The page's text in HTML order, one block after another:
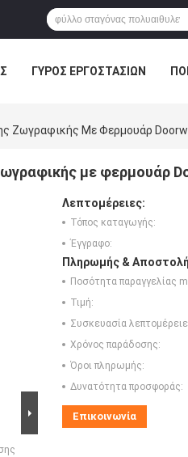
ΓΎΡΟΣ ΕΡΓΟΣΤΑΣΊΩΝ
Ζωγραφικής Με Φερμουάρ
με φερμουάρ
Λεπτομέρειες:
Τόπος καταγωγής:
Έγγραφο:
Πληρωμής &
Ποσότητα παραγγελίας
Τιμή:
Συσκευασία
Χρόνος παράδοσης:
Όροι πληρωμής:
Δυνατότητα προσφοράς:
Επικοινωνία